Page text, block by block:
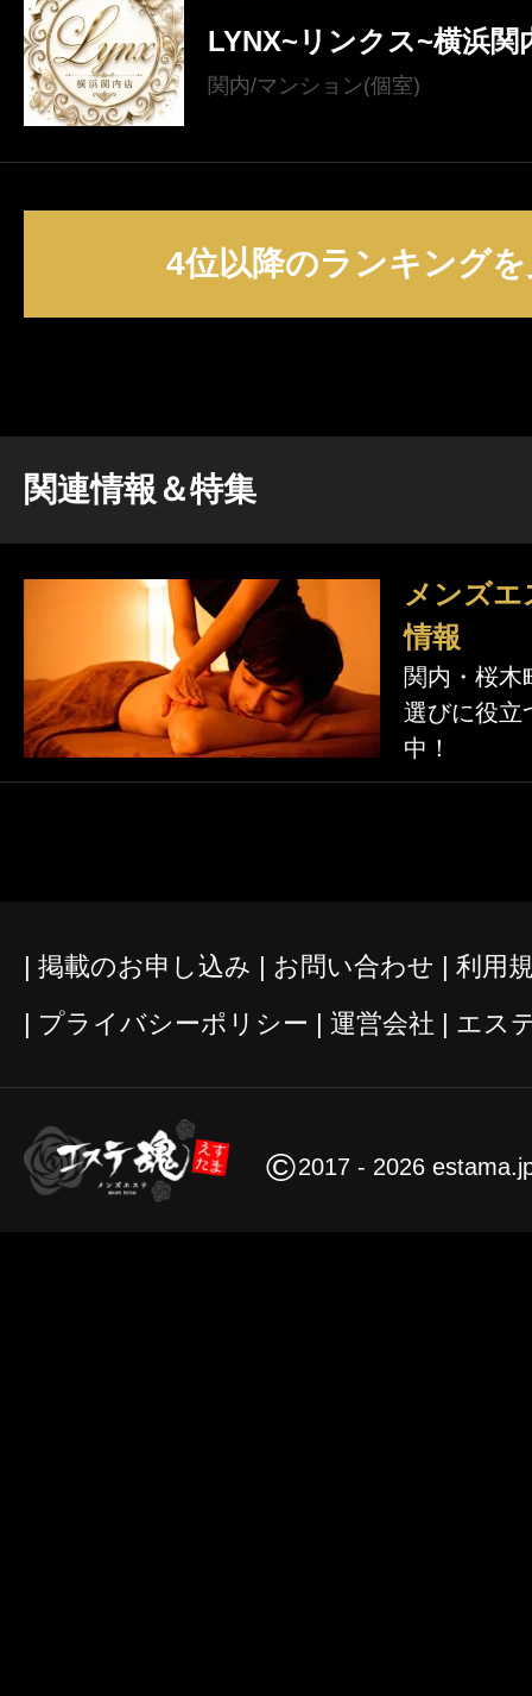
LYNX~リンクス~横浜関
関内/マンション(個室)
4位以降のランキング
関連情報＆特集
メンズ
情報
関内・桜木
選びに役立
中！
掲載のお申し込み お問い合わせ
利用
プライバシーポリシー
運営会社 エス
©2017 - 2026